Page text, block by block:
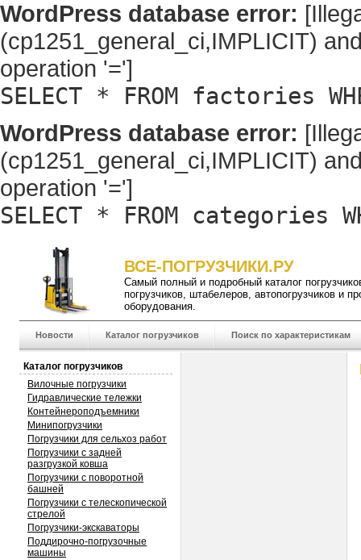
WordPress database error:
(cp1251_general_ci,IMPLICIT)
operation '=']
SELECT * FROM factories
WordPress database error:
(cp1251_general_ci,IMPLICIT)
operation '=']
SELECT * FROM categories
ВСЕ-ПОГРУЗЧИКИ.РУ
Самый полный и подробный каталог
погрузчиков, штабелеров, автопогрузчиков и
оборудования.
Новости Каталог погрузчиков Поиск по характеристикам
Каталог погрузчиков
Вилочные погрузчики
Гидравлические тележки
Контейнероподъемники
Минипогрузчики
Погрузчики для сельхоз работ
Погрузчики с задней
разгрузкой ковша
Погрузчики с поворотной
башней
Погрузчики с телескопической
стрелой
Погрузчики-экскаваторы
Поддирочно-погрузочные
машины